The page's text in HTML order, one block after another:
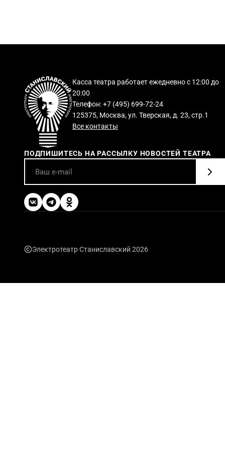
Касса театра работает ежедневно с 12:00 до
20:00
Телефон: +7 (495) 699-72-24
125375, Москва, ул. Тверская, д. 23, стр.1
Все контакты
ПОДПИШИТЕСЬ НА РАССЫЛКУ НОВОСТЕЙ ТЕАТРА
Электротеатр Станиславский 2026